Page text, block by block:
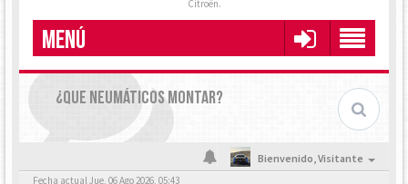
Citroën.
MENÚ
¿QUE NEUMÁTICOS MONTAR?
Bienvenido,Visitante
Fecha actual Jue, 06 Ago 2026, 05:43